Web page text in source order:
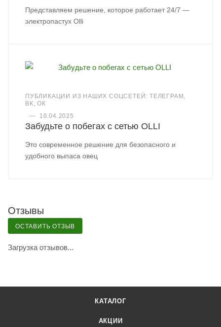
Представляем решение, которое работает 24/7 —
электропастух Olli
ПУБЛИКАЦИИ ИЗ НАШИХ СОЦСЕТЕЙ: ТЕЛЕГРАМ,
ВК, ОК
—
10.04.2025
Забудьте о побегах с сетью OLLI
Это современное решение для безопасного и
удобного выпаса овец
Отзывы
ОСТАВИТЬ ОТЗЫВ
Загрузка отзывов...
КАТАЛОГ
АКЦИИ